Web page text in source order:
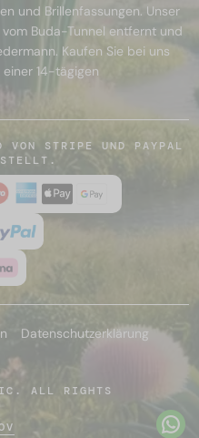
und Brillenfassungen. Unser
Buda-Tunnel entfernt und
Kaufen Sie bei uns
14-tägigen
VON STRIPE UND PAYPAL
Datenschutzerklärung
ALL RIGHTS